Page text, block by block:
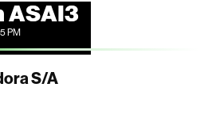
ASAI3
PM
S/A